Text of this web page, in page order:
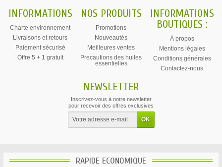
INFORMATIONS
Charte environnement
Livraisons et retours
Paiement sécurisé
Offre 5 + 1 gratuit
NOS PRODUITS
Promotions
Nouveautés
Meilleures ventes
Precautions des huiles
essentielles
INFORMATIONS
BOUTIQUES :
À propos
Mentions légales
Conditions générales
Contactez-nous
NEWSLETTER
Inscrivez-vous à notre newsletter
pour recevoir des offres exclusives
RAPIDE ECONOMIQUE